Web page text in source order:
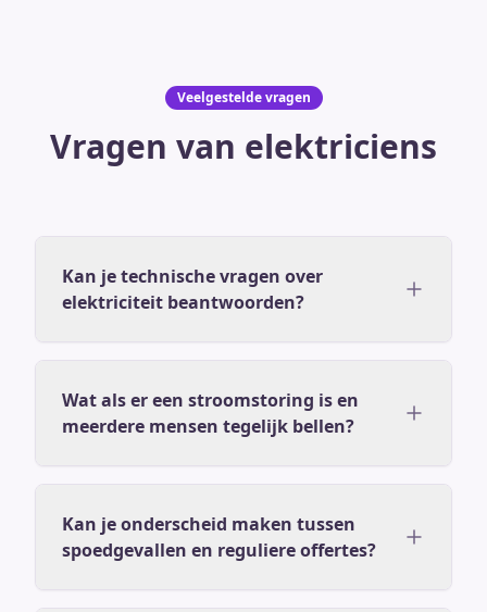
Veelgestelde vragen
Vragen van elektriciens
Kan je technische vragen over
elektriciteit beantwoorden?
Wat als er een stroomstoring is en
meerdere mensen tegelijk bellen?
Kan je onderscheid maken tussen
spoedgevallen en reguliere offertes?